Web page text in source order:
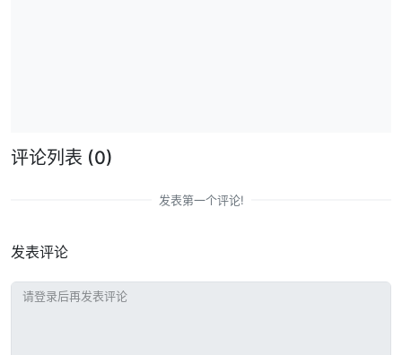
评论列表 (0)
发表第一个评论!
发表评论